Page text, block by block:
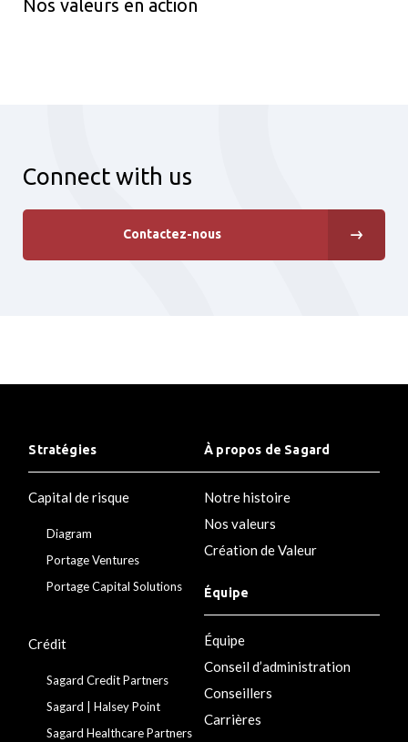
Nos valeurs en action
Connect with us
Contactez-nous
Stratégies
Capital de risque
Diagram
Portage Ventures
Portage Capital Solutions
Crédit
Sagard Credit Partners
Sagard | Halsey Point
Sagard Healthcare Partners
À propos de Sagard
Notre histoire
Nos valeurs
Création de Valeur
Équipe
Équipe
Conseil d’administration
Conseillers
Carrières